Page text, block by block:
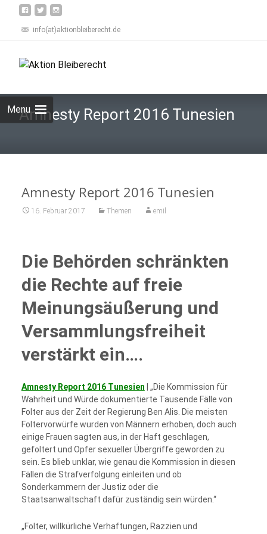
info(at)aktionbleiberecht.de
MenuAmnesty Report 2016 Tunesien
Amnesty Report 2016 Tunesien
16. Februar 2017 Themen emil
Die Behörden schränkten
die Rechte auf freie
Meinungsäußerung und
Versammlungsfreiheit
verstärkt ein….
Amnesty Report 2016 Tunesien | „Die Kommission für
Wahrheit und Würde dokumentierte Tausende Fälle von
Folter aus der Zeit der Regierung Ben Alis. Die meisten
Foltervorwürfe wurden von Männern erhoben, doch auch
einige Frauen sagten aus, in derHaft geschlagen,
gefoltert und Opfer sexueller Übergriffe geworden zu
sein. Es blieb unklar, wie genau die Kommission in diesen
Fällen die Strafverfolgung einleiten und ob
Sonderkammern der Justiz oder die
Staatsanwaltschaft dafür zuständig sein würden.“
„Folter, willkürliche Verhaftungen, Razzien und